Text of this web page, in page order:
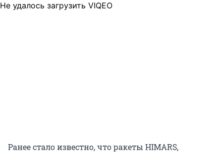
Не удалось загрузить VIQEO
Ранее стало известно, что ракеты HIMARS,